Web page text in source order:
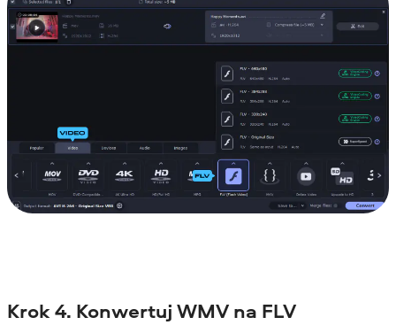
Krok 4. Konwertuj WMV na FLV